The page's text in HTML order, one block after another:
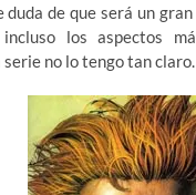
duda de que será un
incluso los aspectos
no lo tengo tan claro.